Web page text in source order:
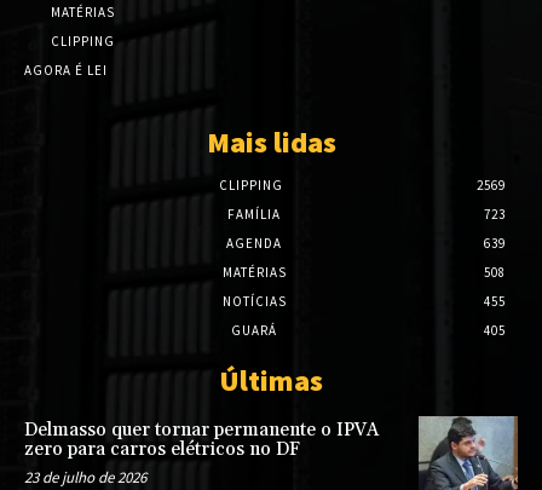
MATÉRIAS
CLIPPING
AGORA É LEI
Mais lidas
CLIPPING
2569
FAMÍLIA
723
AGENDA
639
MATÉRIAS
508
NOTÍCIAS
455
GUARÁ
405
Últimas
Delmasso quer tornar permanente o IPVA
zero para carros elétricos no DF
23 de julho de 2026